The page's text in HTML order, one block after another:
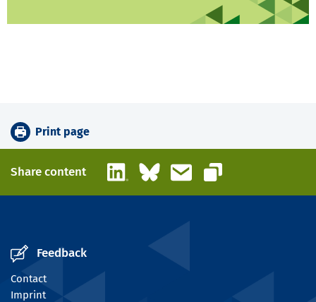
Print page
Share content LinkedInBlueskyEmail
Copy link
Feedback
Contact
Imprint